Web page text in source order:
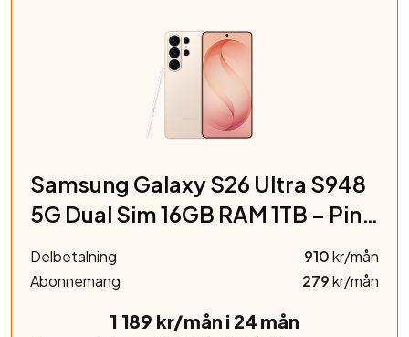
Samsung Galaxy S26 Ultra S948
5G Dual Sim 16GB RAM 1TB – Pink
Delbetalning 910kr/mån
Abonnemang
279kr/mån
1 189 kr/mån i 24 mån